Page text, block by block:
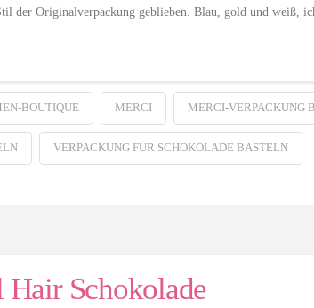
der Originalverpackung geblieben. Blau, gold und
BOUTIQUE MERCI MERCI-VERPACKUNG
VERPACKUNG FÜR SCHOKOLADE BASTELN
Hair Schokolade